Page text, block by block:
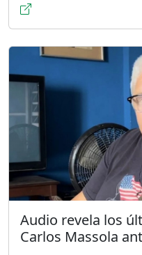
Audio revela los
Carlos Massola